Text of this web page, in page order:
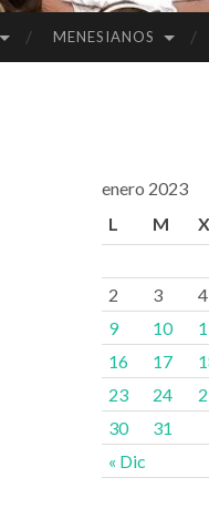
MENESIANOS
enero 2023
L
M X
« Dic
2
3 4
9
10
16
17
23
24
30
31